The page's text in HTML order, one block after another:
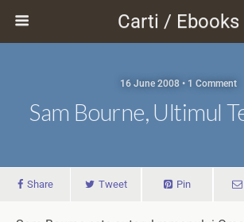
Carti / Ebooks
16 June 2008 • 1 Comment
Sam Bourne, Ultimul
Share Tweet Pin